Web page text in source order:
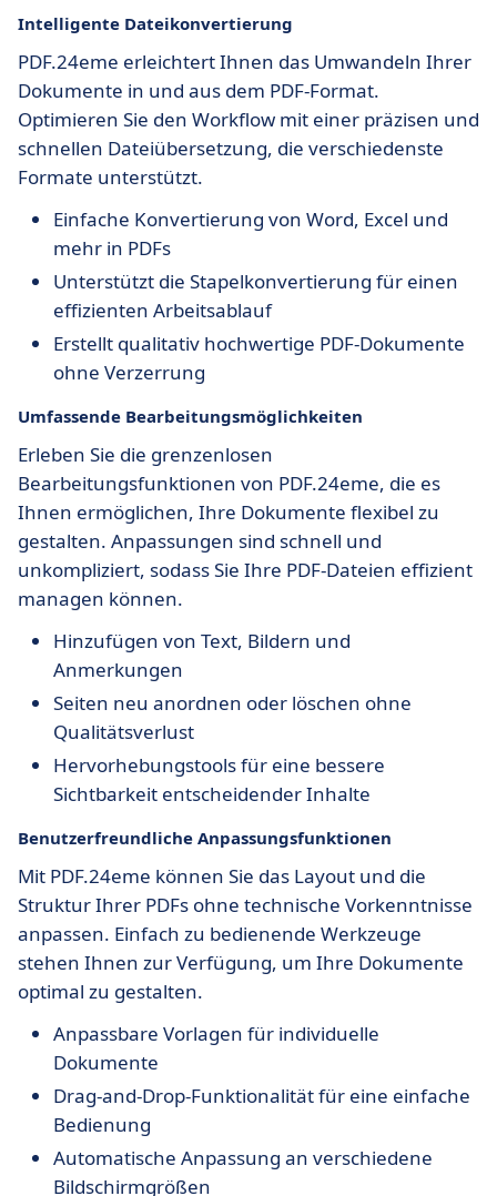
Intelligente Dateikonvertierung
PDF.24eme erleichtert Ihnen das Umwandeln Ihrer
Dokumente in und aus dem PDF-Format.
Optimieren Sie den Workflow mit einer präzisen und
schnellen Dateiübersetzung, die verschiedenste
Formate unterstützt.
Einfache Konvertierung von Word, Excel und
mehr in PDFs
Unterstützt die Stapelkonvertierung für einen
effizienten Arbeitsablauf
Erstellt qualitativ hochwertige PDF-Dokumente
ohne Verzerrung
Umfassende Bearbeitungsmöglichkeiten
Erleben Sie die grenzenlosen
Bearbeitungsfunktionen von PDF.24eme, die es
Ihnen ermöglichen, Ihre Dokumente flexibel zu
gestalten. Anpassungen sind schnell und
unkompliziert, sodass Sie Ihre PDF-Dateien effizient
managen können.
Hinzufügen von Text, Bildern und
Anmerkungen
Seiten neu anordnen oder löschen ohne
Qualitätsverlust
Hervorhebungstools für eine bessere
Sichtbarkeit entscheidender Inhalte
Benutzerfreundliche Anpassungsfunktionen
Mit PDF.24eme können Sie das Layout und die
Struktur Ihrer PDFs ohne technische Vorkenntnisse
anpassen. Einfach zu bedienende Werkzeuge
stehen Ihnen zur Verfügung, um Ihre Dokumente
optimal zu gestalten.
Anpassbare Vorlagen für individuelle
Dokumente
Drag-and-Drop-Funktionalität für eine einfache
Bedienung
Automatische Anpassung an verschiedene
Bildschirmgrößen